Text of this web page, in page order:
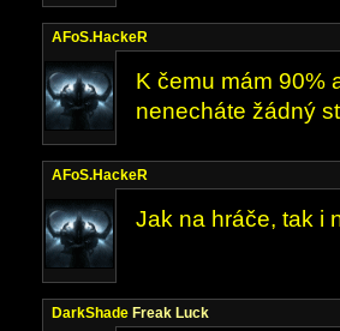
AFoS.HackeR
K čemu mám 90%
nenecháte žádný
AFoS.HackeR
Jak na hráče, tak i
DarkShade Freak Luck